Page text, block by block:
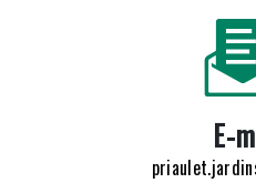
E-